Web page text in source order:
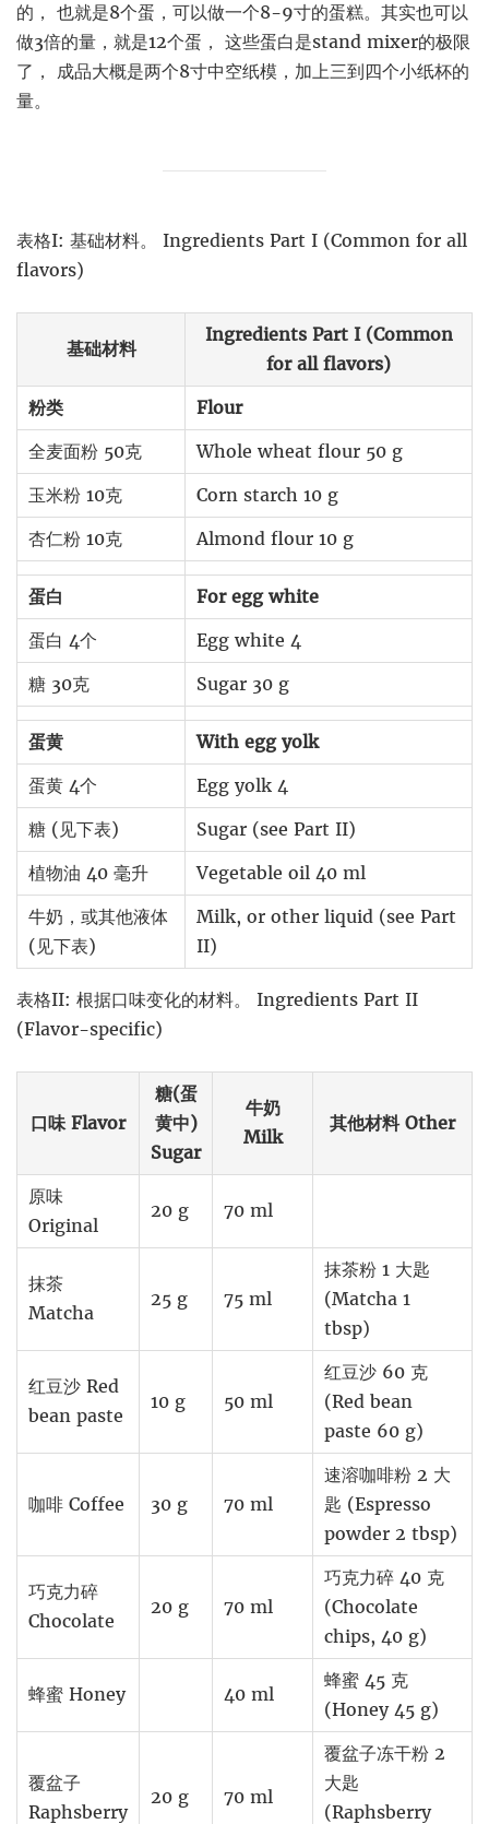
的， 也就是8个蛋，可以做一个8-9寸的蛋糕。其实也可以
做3倍的量，就是12个蛋， 这些蛋白是stand mixer的极限
了， 成品大概是两个8寸中空纸模，加上三到四个小纸杯的
量。
表格I: 基础材料。 Ingredients Part I (Common for all
flavors)
基础材料
Ingredients Part I (Common
for all flavors)
粉类
Flour
全麦面粉 50克
Whole wheat flour 50 g
玉米粉 10克
Corn starch 10 g
杏仁粉 10克
Almond flour 10 g
蛋白
For egg white
蛋白 4个
Egg white 4
糖 30克
Sugar 30 g
蛋黄
With egg yolk
蛋黄 4个
Egg yolk 4
糖 (见下表)
Sugar (see Part II)
植物油 40 毫升
Vegetable oil 40 ml
牛奶，或其他液体
(见下表)
Milk, or other liquid (see Part
II)
表格II: 根据口味变化的材料。 Ingredients Part II
(Flavor-specific)
口味 Flavor
糖(蛋
黄中)
Sugar
牛奶
Milk
其他材料 Other
原味
Original
20 g 70 ml
抹茶
Matcha
25 g 75 ml
抹茶粉 1 大匙
(Matcha 1
tbsp)
红豆沙 Red
bean paste
10 g 50 ml
红豆沙 60 克
(Red bean
paste 60 g)
咖啡 Coffee 30 g 70 ml
速溶咖啡粉 2 大
匙 (Espresso
powder 2 tbsp)
巧克力碎
Chocolate
20 g 70 ml
巧克力碎 40 克
(Chocolate
chips, 40 g)
蜂蜜 Honey 40 ml
蜂蜜 45 克
(Honey 45 g)
覆盆子
Raphsberry
20 g 70 ml
覆盆子冻干粉 2
大匙
(Raphsberry